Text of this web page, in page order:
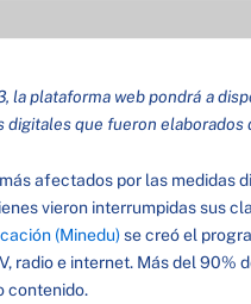
la plataforma web pondrá a
que fueron elaborados
afectados por las medidas
vieron interrumpidas sus
(Minedu)se creó el
radio e internet. Más del 90%
contenido.